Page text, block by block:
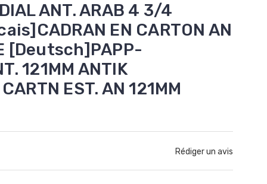
ANT. ARAB 4 3/4
EN CARTON AN
[Deutsch]PAPP-
121MM ANTIK
EST. AN 121MM
Rédiger un avis